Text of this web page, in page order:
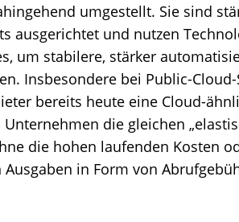
umgestellt. Sie sind
ausgerichtet und nutzen
um stabilere, stärker
Insbesondere bei Public-
bereits heute eine Cloud-
die gleichen
die hohen laufenden Kosten
in Form von